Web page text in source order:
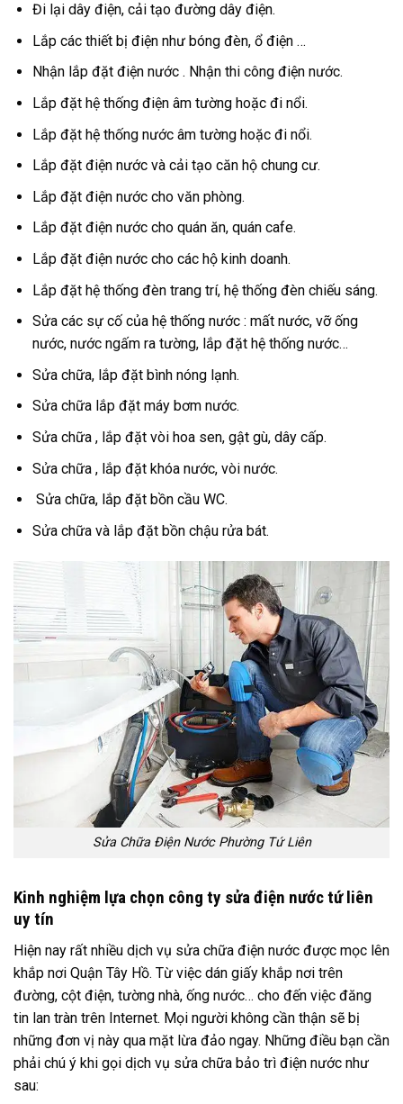
Đi lại dây điện, cải tạo đường dây điện.
Lắp các thiết bị điện như bóng đèn, ổ điện …
Nhận lắp đặt điện nước . Nhận thi công điện nước.
Lắp đặt hệ thống điện âm tường hoặc đi nổi.
Lắp đặt hệ thống nước âm tường hoặc đi nổi.
Lắp đặt điện nước và cải tạo căn hộ chung cư.
Lắp đặt điện nước cho văn phòng.
Lắp đặt điện nước cho quán ăn, quán cafe.
Lắp đặt điện nước cho các hộ kinh doanh.
Lắp đặt hệ thống đèn trang trí, hệ thống đèn chiếu sáng.
Sửa các sự cố của hệ thống nước : mất nước, vỡ ống
nước, nước ngấm ra tường, lắp đặt hệ thống nước…
Sửa chữa, lắp đặt bình nóng lạnh.
Sửa chữa lắp đặt máy bơm nước.
Sửa chữa , lắp đặt vòi hoa sen, gật gù, dây cấp.
Sửa chữa , lắp đặt khóa nước, vòi nước.
Sửa chữa, lắp đặt bồn cầu WC.
Sửa chữa và lắp đặt bồn chậu rửa bát.
Sửa Chữa Điện Nước Phường Tứ Liên
Kinh nghiệm lựa chọn công ty sửa điện nước tứ liên
uy tín
Hiện nay rất nhiều dịch vụ sửa chữa điện nước được mọc lên
khắp nơi Quận Tây Hồ. Từ việc dán giấy khắp nơi trên
đường, cột điện, tường nhà, ống nước… cho đến việc đăng
tin lan tràn trên Internet. Mọi người không cần thận sẽ bị
những đơn vị này qua mặt lừa đảo ngay. Những điều bạn cần
phải chú ý khi gọi dịch vụ sửa chữa bảo trì điện nước như
sau: